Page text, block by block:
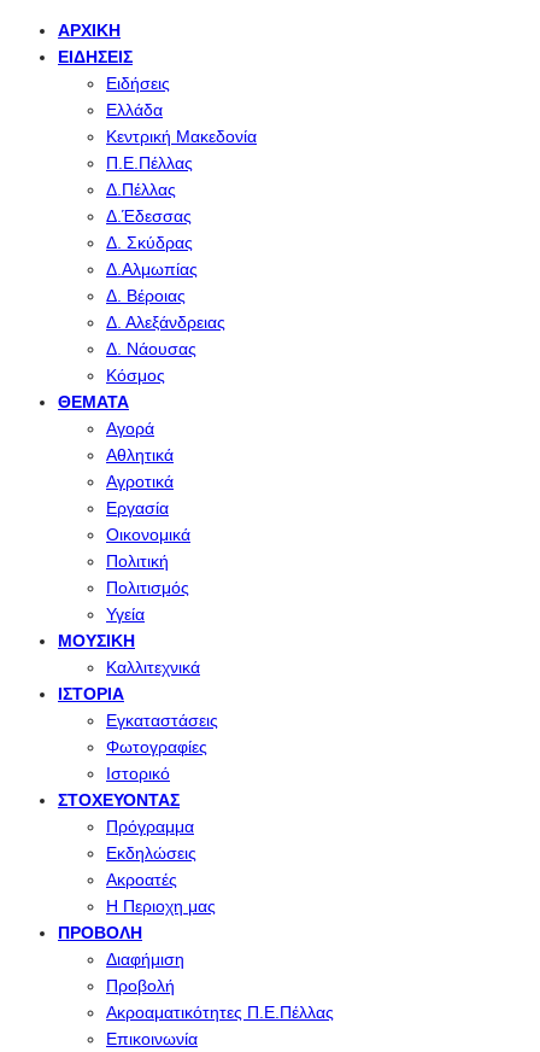
ΑΡΧΙΚΉ
ΕΙΔΉΣΕΙΣ
Ειδήσεις
Ελλάδα
Κεντρική Μακεδονία
Π.Ε.Πέλλας
Δ.Πέλλας
Δ.Έδεσσας
Δ. Σκύδρας
Δ.Αλμωπίας
Δ. Βέροιας
Δ. Αλεξάνδρειας
Δ. Νάουσας
Κόσμος
ΘΈΜΑΤΑ
Αγορά
Αθλητικά
Αγροτικά
Εργασία
Οικονομικά
Πολιτική
Πολιτισμός
Υγεία
ΜΟΥΣΙΚΉ
Καλλιτεχνικά
ΙΣΤΟΡΊΑ
Εγκαταστάσεις
Φωτογραφίες
Ιστορικό
ΣΤΟΧΕΎΟΝΤΑΣ
Πρόγραμμα
Εκδηλώσεις
Ακροατές
Η Περιοχη μας
ΠΡΟΒΟΛΉ
Διαφήμιση
Προβολή
Ακροαματικότητες Π.Ε.Πέλλας
Επικοινωνία